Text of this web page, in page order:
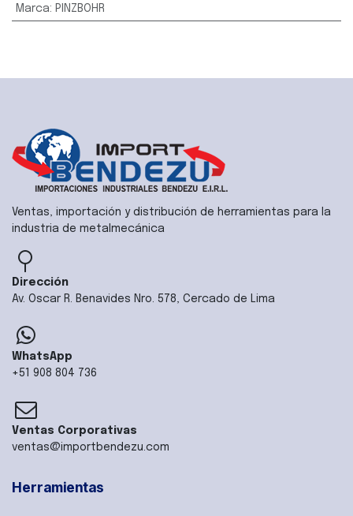
Marca: PINZBOHR
Ventas, importación y distribución de herramientas para la
industria de metalmecánica
Dirección
Av. Oscar R. Benavides Nro. 578, Cercado de Lima
WhatsApp
+51 908 804 736
Ventas Corporativas
ventas@importbendezu.com
Herramientas